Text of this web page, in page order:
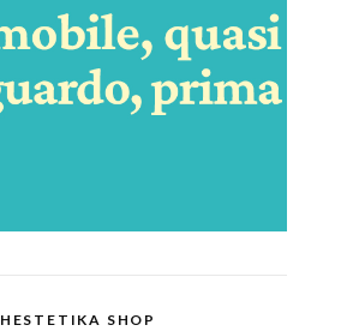
HESTETIKA SHOP